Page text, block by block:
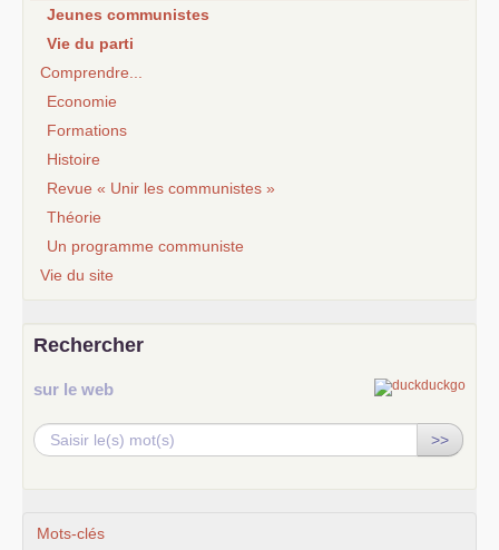
Jeunes communistes
Vie du parti
Comprendre...
Economie
Formations
Histoire
Revue « Unir les communistes »
Théorie
Un programme communiste
Vie du site
Rechercher
sur le web
>>
Mots-clés